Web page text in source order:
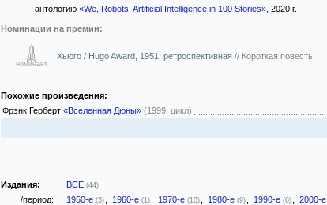
— антологию «We, Robots: Artificial Intelligence in 100 Stories», 2020 г.
Номинации на премии:
номинант
Хьюго / Hugo Award, 1951, ретроспективная // Короткая повесть
Похожие произведения:
Фрэнк Герберт «Вселенная Дюны» (1999, цикл)
Издания: ВСЕ (44)
/период: 1950-е (3) 1960-е (1) 1970-е (10) 1980-е (9) 1990-е (6) 2000-е